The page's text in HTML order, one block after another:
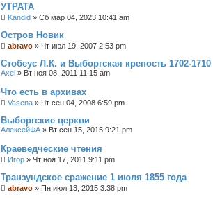
УТРАТА
Kandid » Сб мар 04, 2023 10:41 am
Остров Новик
abravo » Чт июл 19, 2007 2:53 pm
Стобеус Л.К. и Выборгская крепость 1702-1710
Axel » Вт ноя 08, 2011 11:15 am
Что есть в архивах
Vasena » Чт сен 04, 2008 6:59 pm
Выборгские церкви
АлексейФА » Вт сен 15, 2015 9:21 pm
Краеведческие чтения
Игор » Чт ноя 17, 2011 9:11 pm
Транзундское сражение 1 июля 1855 года
abravo » Пн июл 13, 2015 3:38 pm